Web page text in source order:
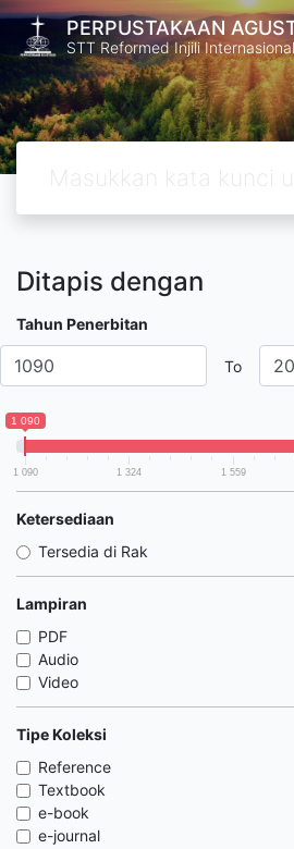
PERPUSTAKAAN
STT Reformed Injili
Ditapis dengan
Tahun Penerbitan
To
1 090
1 090 1 324 1 559
Ketersediaan
Tersedia di Rak
Lampiran
PDF
Audio
Video
Tipe Koleksi
Reference
Textbook
e-book
e-journal